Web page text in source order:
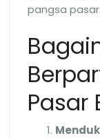
pangsa pasar.
Pasar